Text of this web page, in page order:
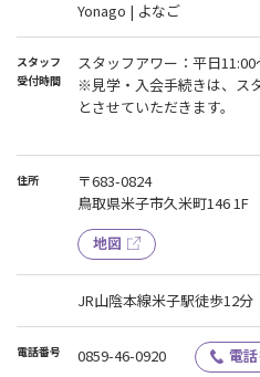
Yonago | よなご
スタッフ
受付時間
スタッフアワー：平日
※見学・入会手続きは、ス
とさせていただきます。
住所
〒683-0824
鳥取県米子市久米町146 1F
地図
JR山陰本線米子駅徒歩12分
電話番号 0859-46-0920 電